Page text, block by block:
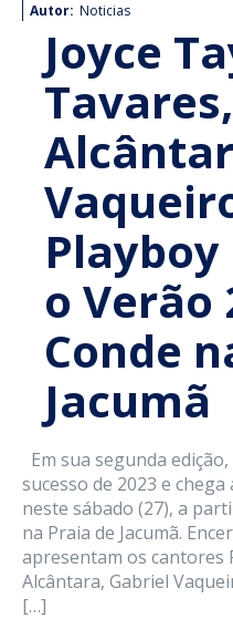
Autor: Noticias
Joyce
o Verão
Conde
Jacumã
Em sua segunda
sucesso de 2023 e
neste sábado (27), a
na Praia de Jacumã.
apresentam os cantores
Alcântara, Gabriel
[…]